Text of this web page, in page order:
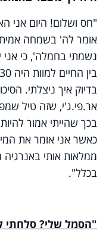
"חס ושלום! היום אני
אומר לה' בשמחה
נשמתי בחמלה', כי
בדיוק איך ניצלתי.
אר.פי.ג'י, שזה טיל
בכך שהייתי אמור
כאשר אני אומר את
ממלאות אותי
בכלל".
"הסמל שלי? סלחתי